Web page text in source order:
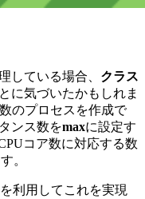
している場合、 クラス
に気づいたかもしれま
のプロセスを作成で
ンス数をmaxに設定す
コア数に対応する数
。
利用してこれを実現